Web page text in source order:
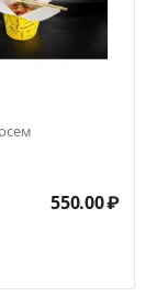
550.00₽